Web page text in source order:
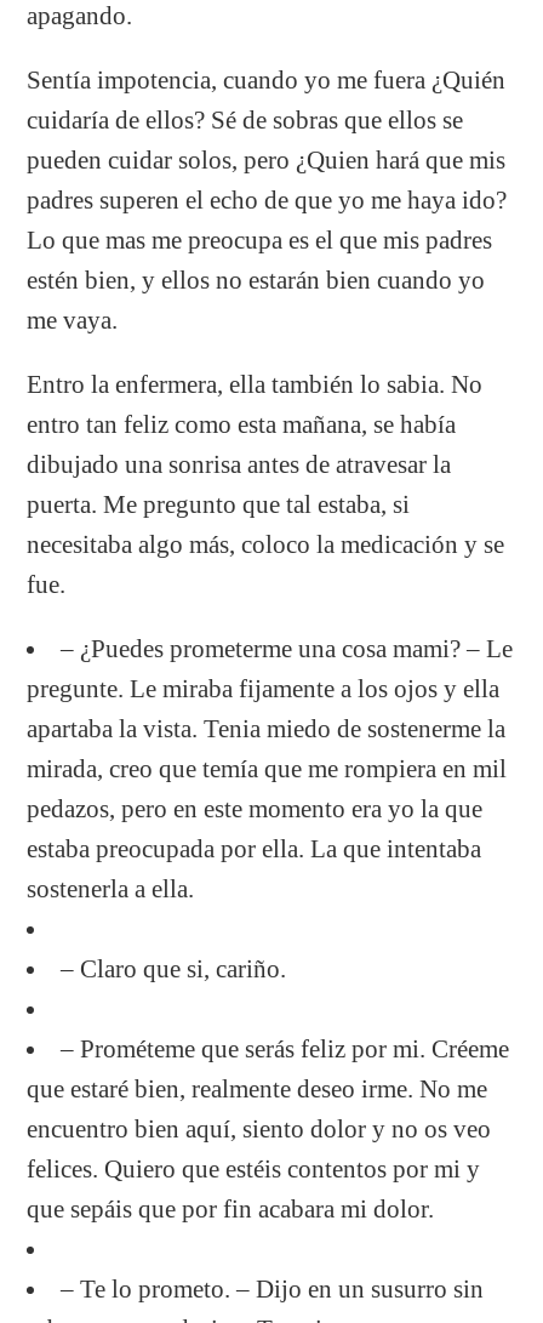
apagando.
Sentía impotencia, cuando yo me fuera ¿Quién
cuidaría de ellos? Sé de sobras que ellos se
pueden cuidar solos, pero ¿Quien hará que mis
padres superen el echo de que yo me haya ido?
Lo que mas me preocupa es el que mis padres
estén bien, y ellos no estarán bien cuando yo
me vaya.
Entro la enfermera, ella también lo sabia. No
entro tan feliz como esta mañana, se había
dibujado una sonrisa antes de atravesar la
puerta. Me pregunto que tal estaba, si
necesitaba algo más, coloco la medicación y se
fue.
– ¿Puedes prometerme una cosa mami? – Le
pregunte. Le miraba fijamente a los ojos y ella
apartaba la vista. Tenia miedo de sostenerme la
mirada, creo que temía que me rompiera en mil
pedazos, pero en este momento era yo la que
estaba preocupada por ella. La que intentaba
sostenerla a ella.
– Claro que si, cariño.
– Prométeme que serás feliz por mi. Créeme
que estaré bien, realmente deseo irme. No me
encuentro bien aquí, siento dolor y no os veo
felices. Quiero que estéis contentos por mi y
que sepáis que por fin acabara mi dolor.
– Te lo prometo. – Dijo en un susurro sin